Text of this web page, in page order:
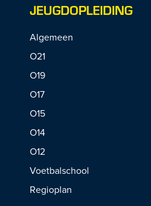
JEUGDOPLEIDING
Algemeen
O21
O19
O17
O15
O14
O12
Voetbalschool
Regioplan